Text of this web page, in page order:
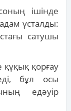
ішінде
ұсталды:
сатушы
құқық қорғау
бұл осы
едәуір